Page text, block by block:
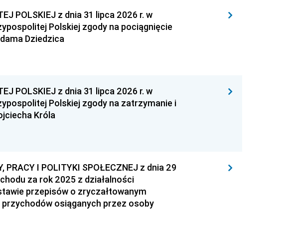
POLSKIEJ z dnia 31 lipca 2026 r. w
Polskiej zgody na pociągnięcie
Dziedzica
POLSKIEJ z dnia 31 lipca 2026 r. w
Polskiej zgody na zatrzymanie i
Króla
PRACY I POLITYKI SPOŁECZNEJ z dnia 29
za rok 2025 z działalności
przepisów o zryczałtowanym
osiąganych przez osoby